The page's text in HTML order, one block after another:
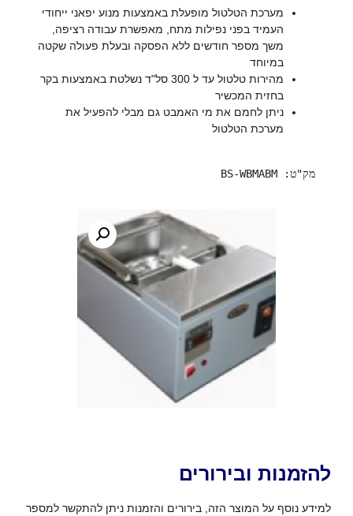
מערכת הטלטול מופעלת באמצעות מנוע יפאני ייחודי
העמיד בפני נפילות מתח, מאפשרת עבודה רציפה,
משך מספר חודשים ללא הפסקה ובעלת פעולה שקטה
במיוחד
מהירות טלטול עד ל 300 סל"ד נשלטת באמצעות בקר
בחזית המכשיר
ניתן לחמם את מי האמבט גם מבלי להפעיל את
מערכת הטלטול
מק"ט: BS-WBMABM
להזמנות ובירורים
למידע נוסף על המוצר הזה, בירורים והזמנות ניתן להתקשר למספר